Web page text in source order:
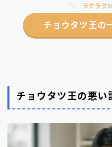
ラクラク
チョウタツ王の
チョウタツ王の悪い